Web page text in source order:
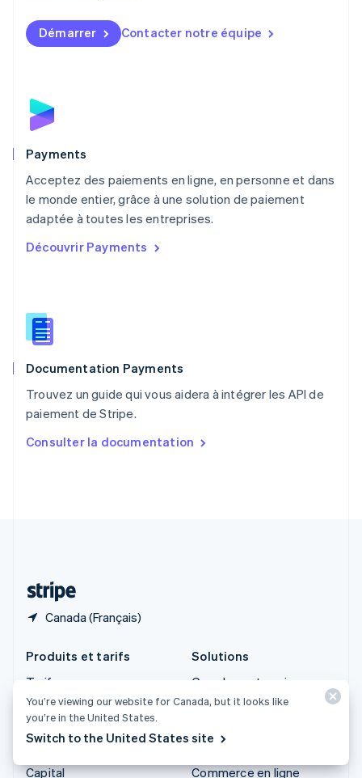
Démarrer Contacter notre équipe
Payments
Acceptez des paiements en ligne, en personne et dans
le monde entier, grâce à une solution de paiement
adaptée à toutes les entreprises.
Découvrir Payments
Documentation Payments
Trouvez un guide qui vous aidera à intégrer les API de
paiement de Stripe.
Consulter la documentation
Canada (Français)
English简体中文
Malte
Norvège
English
English
NederlandsEnglish
Pologne
English
PortuguêsEnglish
English
Roumanie
Royaume-Uni
Singapour
English 简体中文
English
Produits et tarifs
Tarifs
Atlas
Authorization Boost
Capital
Solutions
Grandes entreprises
Jeunes entreprises
Commerce en ligne
You’re viewing our website for Canada, but it looks like
you’re in the United States.
Switch to the United States site